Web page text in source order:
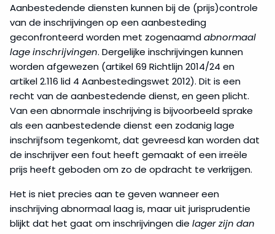
Aanbestedende diensten kunnen bij de (prijs)controle
van de inschrijvingen op een aanbesteding
geconfronteerd worden met zogenaamdabnormaal
lage inschrijvingen. Dergelijke inschrijvingen kunnen
worden afgewezen (artikel 69 Richtlijn 2014/24 en
artikel 2.116 lid 4 Aanbestedingswet 2012). Dit is een
recht van de aanbestedende dienst, en geen plicht.
Van een abnormale inschrijving is bijvoorbeeld sprake
als een aanbestedende dienst een zodanig lage
inschrijfsom tegenkomt, dat gevreesd kan worden dat
de inschrijver een fout heeft gemaakt of een irreële
prijs heeft geboden om zo de opdracht te verkrijgen.
Het is niet precies aan te geven wanneer een
inschrijving abnormaal laag is, maar uit jurisprudentie
blijkt dat het gaat om inschrijvingen die lager zijn dan